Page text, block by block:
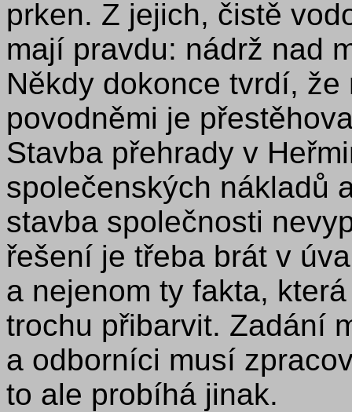
prken. Z jejich, čistě
mají pravdu: nádrž nad
Někdy dokonce tvrdí,
povodněmi je
Stavba přehrady v
společenských nákladů
stavba společnosti
řešení je třeba brát v
a nejenom ty fakta,
trochu přibarvit. Zadání
a odborníci musí
to ale probíhá jinak.